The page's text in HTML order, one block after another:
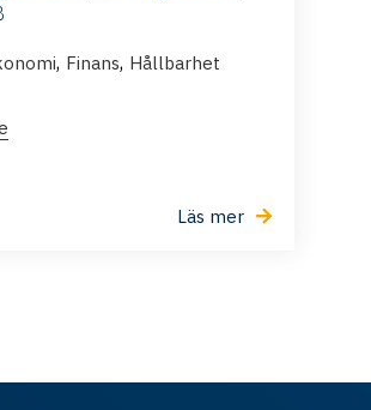
, Finans, Hållbarhet
Läs mer